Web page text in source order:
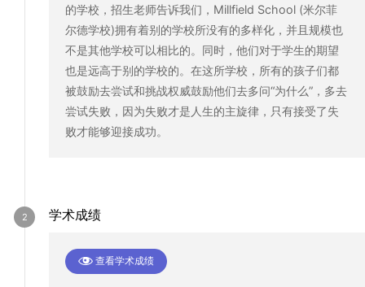
的学校，招生老师告诉我们，Millfield School (米尔菲
尔德学校)拥有着别的学校所没有的多样化，并且规模也
不是其他学校可以相比的。同时，他们对于学生的期望
也是远高于别的学校的。在这所学校，所有的孩子们都
被鼓励去尝试和挑战权威鼓励他们去多问“为什么”，多去
尝试失败，因为失败才是人生的主旋律，只有接受了失
败才能够迎接成功。
学术成绩
查看学术成绩